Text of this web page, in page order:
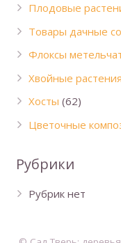
Плодовые
Товары дачные
Флоксы
Хвойные растения
Хосты (62)
Цветочные
Рубрики
Рубрик нет